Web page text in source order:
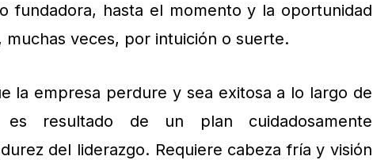
fundadora, hasta el momento y la oportunidad
veces, por intuición o suerte.
la empresa perdure y sea exitosa a lo largo de
es resultado de un plan cuidadosamente
del liderazgo. Requiere cabeza fría y visión